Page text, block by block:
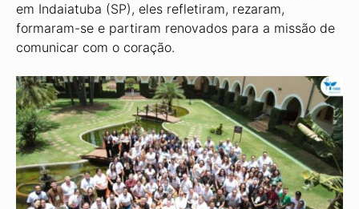
em Indaiatuba (SP), eles refletiram, rezaram,
formaram-se e partiram renovados para a missão de
comunicar com o coração.